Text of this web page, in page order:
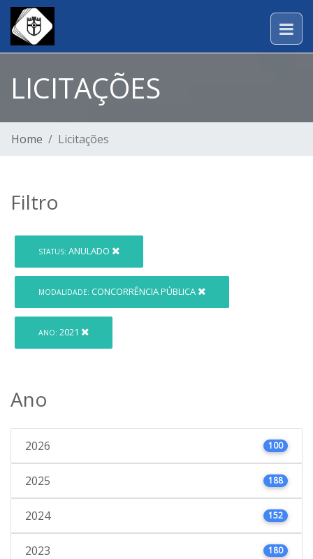
LICITAÇÕES
Home Licitações
Filtro
STATUS: ANULADO
MODALIDADE: CONCORRÊNCIA PÚBLICA
ANO: 2021
Ano
2026 100
2025 188
2024 152
2023 180